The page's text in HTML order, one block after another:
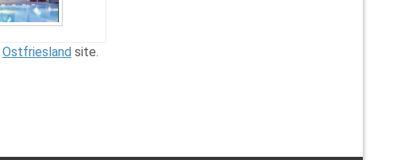
Ostfrieslandsite.